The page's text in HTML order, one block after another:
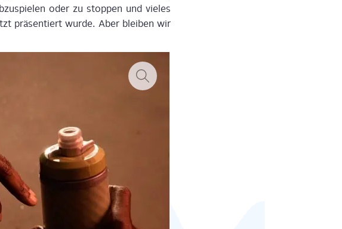
oder zu stop­pen und vie­les
prä­sen­tiert wur­de. Aber blei­ben wir